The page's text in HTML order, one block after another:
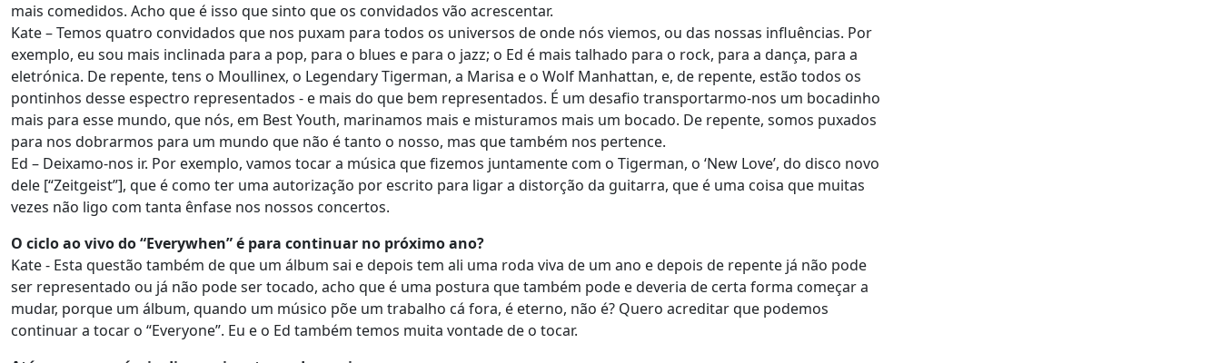
mais comedidos. Acho que é isso que sinto que os convidados vão acrescentar.
Kate – Temos quatro convidados que nos puxam para todos os universos de onde nós viemos, ou das nossas influências. Por
exemplo, eu sou mais inclinada para a pop, para o blues e para o jazz; o Ed é mais talhado para o rock, para a dança, para a
eletrónica. De repente, tens o Moullinex, o Legendary Tigerman, a Marisa e o Wolf Manhattan, e, de repente, estão todos os
pontinhos desse espectro representados - e mais do que bem representados. É um desafio transportarmo-nos um bocadinho
mais para esse mundo, que nós, em Best Youth, marinamos mais e misturamos mais um bocado. De repente, somos puxados
para nos dobrarmos para um mundo que não é tanto o nosso, mas que também nos pertence.
Ed – Deixamo-nos ir. Por exemplo, vamos tocar a música que fizemos juntamente com o Tigerman, o ‘New Love’, do disco novo
dele [“Zeitgeist”], que é como ter uma autorização por escrito para ligar a distorção da guitarra, que é uma coisa que muitas
vezes não ligo com tanta ênfase nos nossos concertos.
O ciclo ao vivo do “Everywhen” é para continuar no próximo ano?
Kate - Esta questão também de que um álbum sai e depois tem ali uma roda viva de um ano e depois de repente já não pode
ser representado ou já não pode ser tocado, acho que é uma postura que também pode e deveria de certa forma começar a
mudar, porque um álbum, quando um músico põe um trabalho cá fora, é eterno, não é? Quero acreditar que podemos
continuar a tocar o “Everyone”. Eu e o Ed também temos muita vontade de o tocar.